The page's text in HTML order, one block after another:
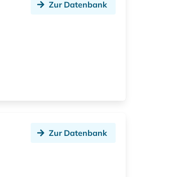
Zur Datenbank
Zur Datenbank